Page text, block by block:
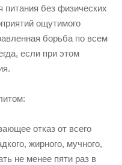
без физических
ощутимого
борьба по всем
если при этом
отказ от всего
жирного, мучного,
не менее пяти раз в